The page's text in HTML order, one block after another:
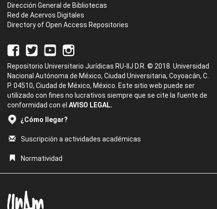
Dirección General de Bibliotecas
Red de Acervos Digitales
Directory of Open Access Repositories
Repositorio Universitario Jurídicas RU-IIJ D.R. © 2018. Universidad
Nacional Autónoma de México, Ciudad Universitaria, Coyoacán, C.
P. 04510, Ciudad de México, México. Este sitio web puede ser
utilizado con fines no lucrativos siempre que se cite la fuente de
conformidad con el AVISO LEGAL.
¿Cómo llegar?
Suscripción a actividades académicas
Normatividad